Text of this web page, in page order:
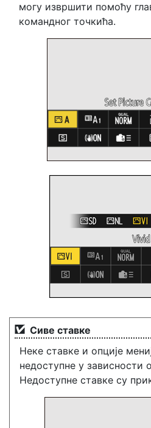
могу извршити помоћу
командног точкића.
Сиве ставке
Неке ставке и опције
недоступне у зависности
Недоступне ставке су